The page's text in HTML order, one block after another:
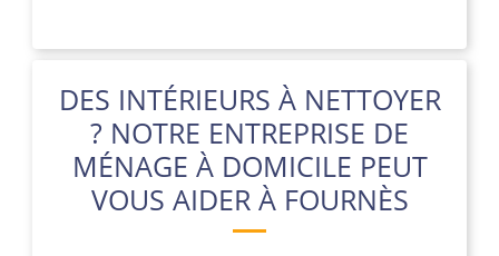
DES INTÉRIEURS À NETTOYER
? NOTRE ENTREPRISE DE
MÉNAGE À DOMICILE PEUT
VOUS AIDER À FOURNÈS